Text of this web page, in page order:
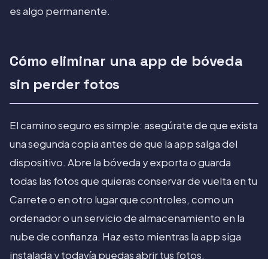
es algo permanente.
Cómo eliminar una app de bóveda
sin perder fotos
El camino seguro es simple: asegúrate de que exista
una segunda copia antes de que la app salga del
dispositivo. Abre la bóveda y exporta o guarda
todas las fotos que quieras conservar de vuelta en tu
Carrete o en otro lugar que controles, como un
ordenador o un servicio de almacenamiento en la
nube de confianza. Haz esto mientras la app siga
instalada y todavía puedas abrir tus fotos.